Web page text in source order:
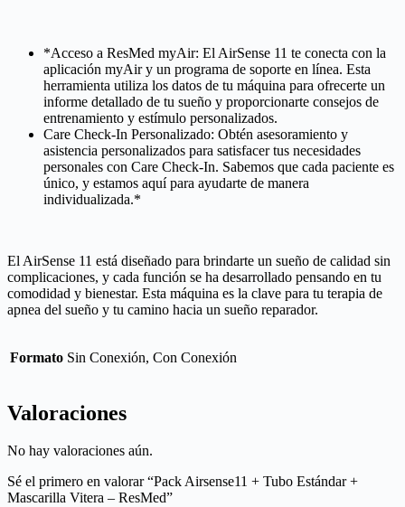
*Acceso a ResMed myAir: El AirSense 11 te conecta con la
aplicación myAir y un programa de soporte en línea. Esta
herramienta utiliza los datos de tu máquina para ofrecerte un
informe detallado de tu sueño y proporcionarte consejos de
entrenamiento y estímulo personalizados.
Care Check-In Personalizado: Obtén asesoramiento y
asistencia personalizados para satisfacer tus necesidades
personales con Care Check-In. Sabemos que cada paciente es
único, y estamos aquí para ayudarte de manera
individualizada.*
El AirSense 11 está diseñado para brindarte un sueño de calidad sin
complicaciones, y cada función se ha desarrollado pensando en tu
comodidad y bienestar. Esta máquina es la clave para tu terapia de
apnea del sueño y tu camino hacia un sueño reparador.
Formato Sin Conexión, Con Conexión
Valoraciones
No hay valoraciones aún.
Sé el primero en valorar “Pack Airsense11 + Tubo Estándar +
Mascarilla Vitera – ResMed”